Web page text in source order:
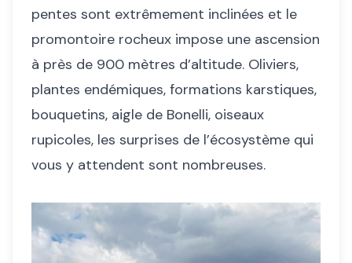
pentes sont extrêmement inclinées et le
promontoire rocheux impose une ascension
à près de 900 mètres d’altitude. Oliviers,
plantes endémiques, formations karstiques,
bouquetins, aigle de Bonelli, oiseaux
rupicoles, les surprises de l’écosystème qui
vous y attendent sont nombreuses.